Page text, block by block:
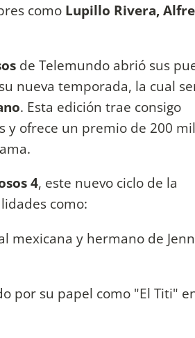
como Lupillo Rivera,
de Telemundo abrió sus
nueva temporada, la cual
. Esta edición trae consigo
y ofrece un premio de 200 mil
4, este nuevo ciclo de la
como:
mexicana y hermano de
por su papel como "El Titi"